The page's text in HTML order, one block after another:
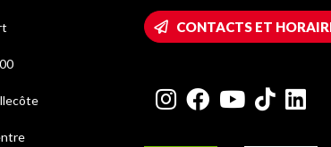
CONTACTS ET